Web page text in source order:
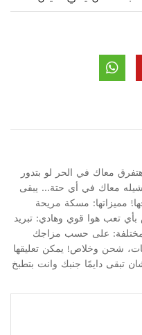
معاك في الحر لو بتدور
معاك في أي حتة… يبقى
مميزاتها: مسكة مريحة
تعب هوا قوي وهادي: تبريد
دوشة 3 سرعات مختلفة: على حسب مزاجك
شحن وخلاص! يمكن تعليقها
تبقى دايمًا جنبك وانت بتطبخ